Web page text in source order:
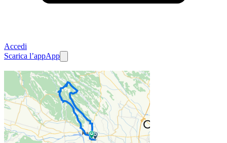
Accedi
Scarica l’appApp